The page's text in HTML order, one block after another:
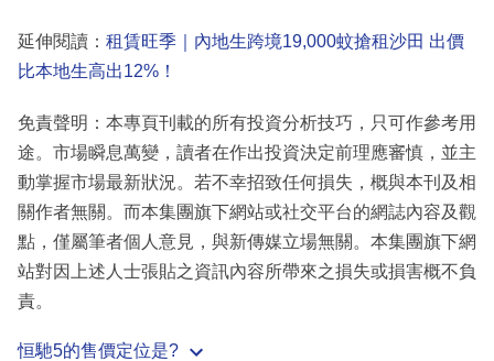
延伸閱讀： 租賃旺季｜內地生跨境19,000蚊搶租沙田 出價
比本地生高出12%！
免責聲明：本專頁刊載的所有投資分析技巧，只可作參考用
途。市場瞬息萬變，讀者在作出投資決定前理應審慎，並主
動掌握市場最新狀況。若不幸招致任何損失，概與本刊及相
關作者無關。而本集團旗下網站或社交平台的網誌內容及觀
點，僅屬筆者個人意見，與新傳媒立場無關。本集團旗下網
站對因上述人士張貼之資訊內容所帶來之損失或損害概不負
責。
恒馳5的售價定位是?